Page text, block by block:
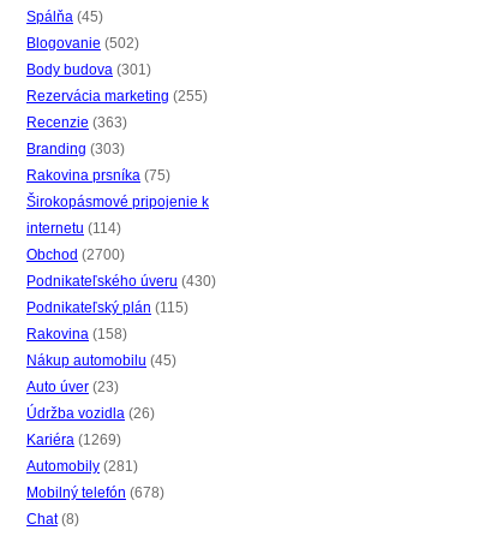
Spálňa (45)
Blogovanie (502)
Body budova (301)
Rezervácia marketing (255)
Recenzie (363)
Branding (303)
Rakovina prsníka (75)
Širokopásmové pripojenie k
internetu (114)
Obchod (2700)
Podnikateľského úveru (430)
Podnikateľský plán (115)
Rakovina (158)
Nákup automobilu (45)
Auto úver (23)
Údržba vozidla (26)
Kariéra (1269)
Automobily (281)
Mobilný telefón (678)
Chat(8)